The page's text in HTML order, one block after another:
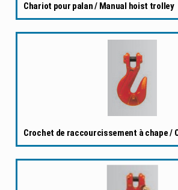
Chariot pour palan / Manual hoist trolley
Crochet de raccourcissement à chape /